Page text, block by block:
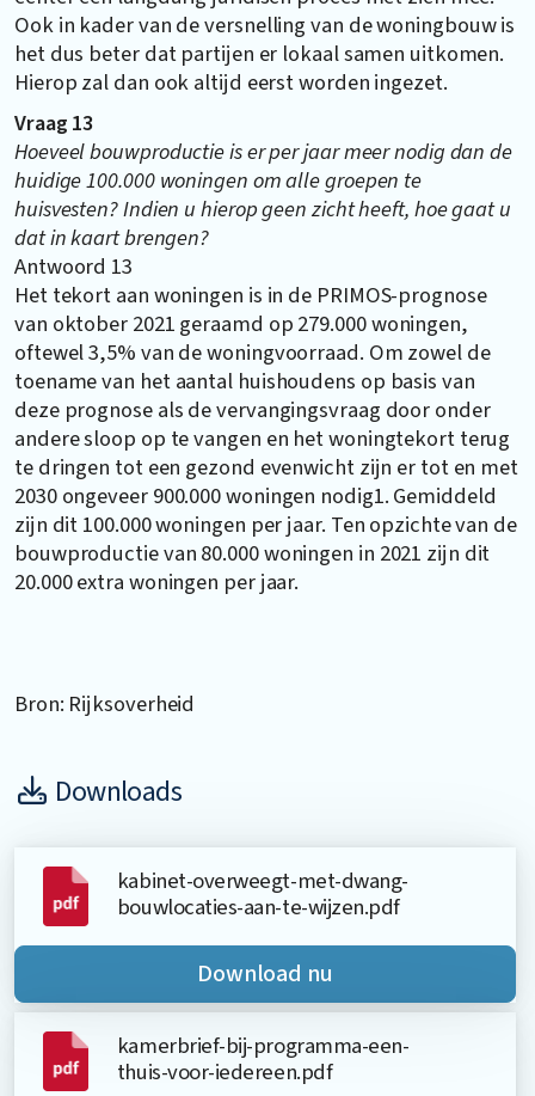
Ook in kader van de versnelling van de woningbouw is
het dus beter dat partijen er lokaal samen uitkomen.
Hierop zal dan ook altijd eerst worden ingezet.
Vraag 13
Hoeveel bouwproductie is er per jaar meer nodig dan de
huidige 100.000 woningen om alle groepen te
huisvesten? Indien u hierop geen zicht heeft, hoe gaat u
dat in kaart brengen?
Antwoord 13
Het tekort aan woningen is in de PRIMOS-prognose
van oktober 2021 geraamd op 279.000 woningen,
oftewel 3,5% van de woningvoorraad. Om zowel de
toename van het aantal huishoudens op basis van
deze prognose als de vervangingsvraag door onder
andere sloop op te vangen en het woningtekort terug
te dringen tot een gezond evenwicht zijn er tot en met
2030 ongeveer 900.000 woningen nodig1. Gemiddeld
zijn dit 100.000 woningen per jaar. Ten opzichte van de
bouwproductie van 80.000 woningen in 2021 zijn dit
20.000 extra woningen per jaar.
Bron: Rijksoverheid
Downloads
kabinet-overweegt-met-dwang-
bouwlocaties-aan-te-wijzen.pdf
Download nu
kamerbrief-bij-programma-een-
thuis-voor-iedereen.pdf